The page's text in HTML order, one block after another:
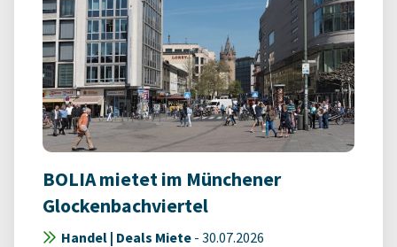
BOLIA mietet im Münchener
Glockenbachviertel
Handel | Deals Miete - 30.07.2026